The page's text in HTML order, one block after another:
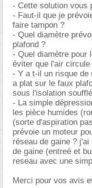
- Cette solution vous
- Faut-il que je
faire tampon ?
- Quel diamètre
plafond ?
- Quel diamètre pour
éviter que l'air
- Y a t-il un risque de
a plat sur le faux
sous l'isolation
- La simple
les pièce humides
(sorte d'aspiration
prévoie un moteur
réseau de gaine ?
de gaine (entreé et
reseau avec une
Merci pour vos avis